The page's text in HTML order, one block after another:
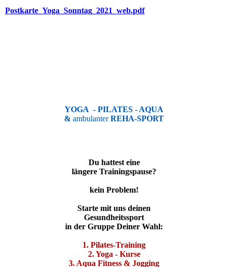
Postkarte_Yoga_Sonntag_2021_web.pdf
YOGA - PILATES - AQUA
& ambulanterREHA-SPORT
Du hattest eine
längere Trainingspause?
kein Problem!
Starte mit uns deinen
Gesundheitssport
in der Gruppe Deiner Wahl:
1. Pilates-Training
2. Yoga - Kurse
3. Aqua Fitness & Jogging